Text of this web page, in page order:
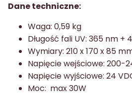
Dane techniczne:
Waga: 0,59 kg
Długość fali UV: 365 nm +
Wymiary: 210 x 170 x 85
Napięcie wejściowe: 200-
Napięcie wyjściowe: 24
Moc: max 30W